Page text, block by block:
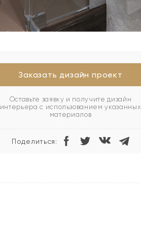
Заказать дизайн проект
Оставьте заявку и получите дизайн
интерьера с использованием указанных
материалов
Поделиться: